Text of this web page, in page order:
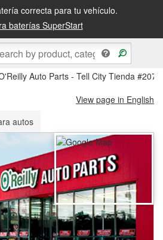
correcta para tu vehículo.
baterías SuperStart
día siguiente o recógela en la tienda
Auto Parts - Tell City Tienda #2073
View page in English
autos